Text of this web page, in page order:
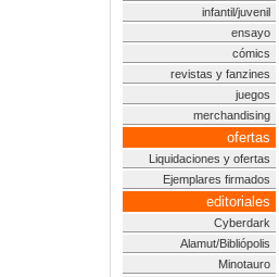
infantil/juvenil
ensayo
cómics
revistas y fanzines
juegos
merchandising
ofertas
Liquidaciones y ofertas
Ejemplares firmados
editoriales
Cyberdark
Alamut/Bibliópolis
Minotauro